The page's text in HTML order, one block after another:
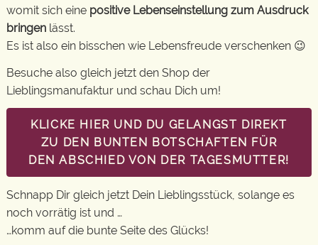
womit sich eine positive Lebenseinstellung zum Ausdruck
bringen lässt.
Es ist also ein bisschen wie Lebensfreude verschenken 😉
Besuche also gleich jetzt den Shop der
Lieblingsmanufaktur und schau Dich um!
KLICKE HIER UND DU GELANGST DIREKT
ZU DEN BUNTEN BOTSCHAFTEN FÜR
DEN ABSCHIED VON DER TAGESMUTTER!
Schnapp Dir gleich jetzt Dein Lieblingsstück, solange es
noch vorrätig ist und …
…komm auf die bunte Seite des Glücks!